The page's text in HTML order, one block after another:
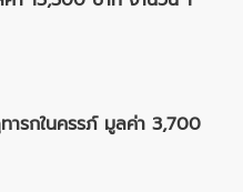
รกในครรภ์ มูลค่า 3,700